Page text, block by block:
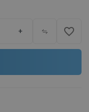
+ favorite_border